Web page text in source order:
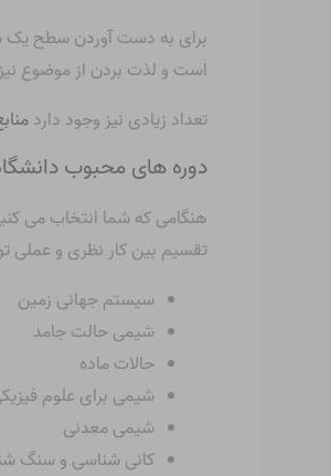
است و لذت بردن از موضوع
تعداد زیادی نیز وجود دارد
دوره های محبوب
هنگامی که شما انتخاب می
تقسیم بین کار نظری و عملی
سیستم جهانی زمین
شیمی حالت جامد
حالات ماده
شیمی برای علوم
شیمی معدنی
کانی شناسی و سنگ